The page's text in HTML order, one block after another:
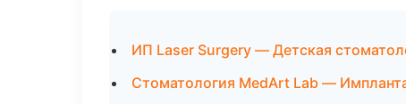
ИП Laser Surgery — Детская
Стоматология MedArt Lab —